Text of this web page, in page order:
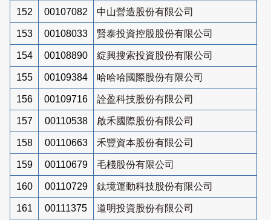
152 00107082 中山營造股份有限公司
153 00108033 賢泰投資控股股份有限公司
154 00108890 綻興搜索投資股份有限公司
155 00109384 哈哈哈國際股份有限公司
156 00109716 詮盈科技股份有限公司
157 00110538 啟禾國際股份有限公司
158 00110663 禾豐資本股份有限公司
159 00110679 毛棧股份有限公司
160 00110729 鈦境運動科技股份有限公司
161 00111375 道明投資股份有限公司